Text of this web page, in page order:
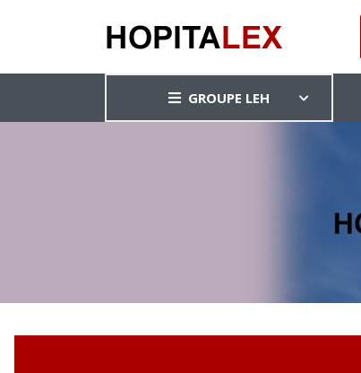
GROUPE LEH